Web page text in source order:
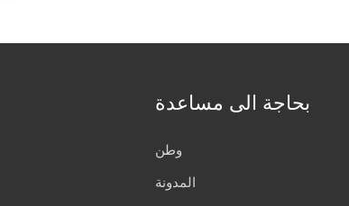
بحاجة الى مساعدة
وطن
المدونة